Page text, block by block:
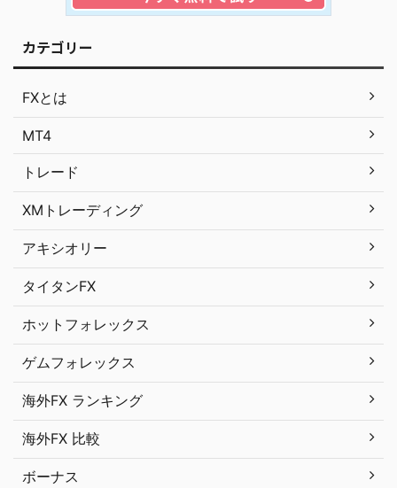
カテゴリー
FXとは
MT4
トレード
XMトレーディング
アキシオリー
タイタンFX
ホットフォレックス
ゲムフォレックス
海外FX ランキング
海外FX 比較
ボーナス